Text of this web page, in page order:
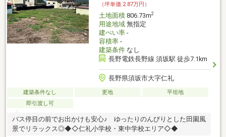
（坪単価:2.87万円）
土地面積806.73m2
用途地域無指定
建ぺい率-
容積率-
建築条件なし
長野電鉄長野線 須坂駅 徒歩7.1km
長野県須坂市大字仁礼
建築条件なし 更地
平坦地
即引渡し可
バス停目の前でお出かけも安心♪ ゆったりのんびりとした田園風
景でリラックス◎◆◇仁礼小学校・東中学校エリア◇◆